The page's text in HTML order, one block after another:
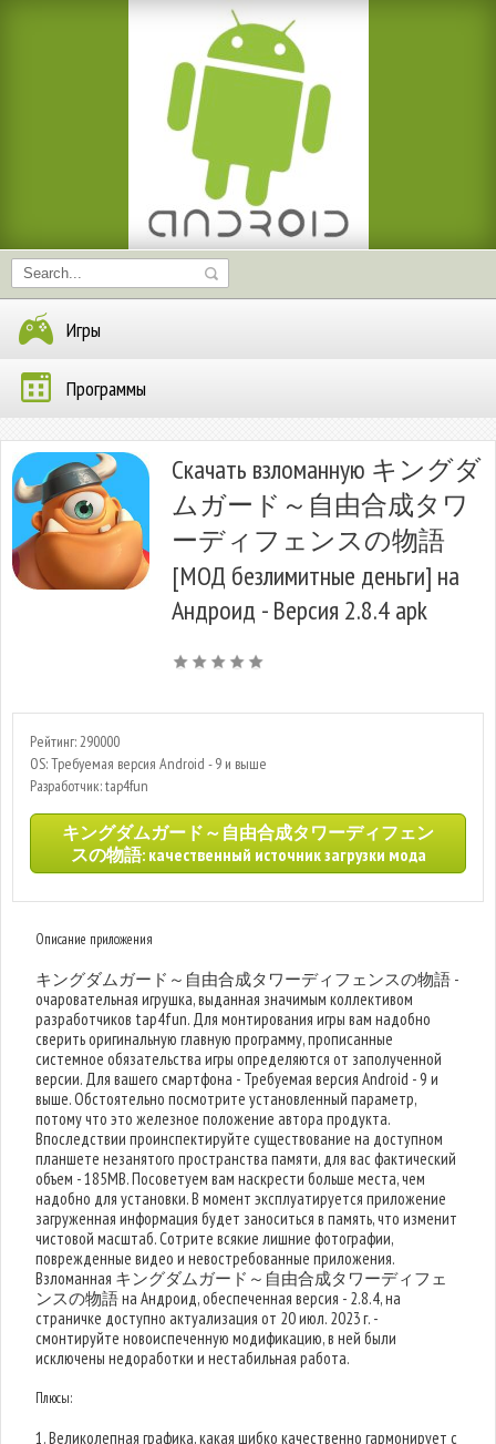
Игры
Программы
Скачать взломанную キングダ
ムガード～自由合成タワ
ーディフェンスの物語
[МОД безлимитные деньги] на
Андроид - Версия 2.8.4 apk
Рейтинг: 290000
OS: Требуемая версия Android - 9 и выше
Разработчик: tap4fun
キングダムガード～自由合成タワーディフェン
スの物語: качественный источник загрузки мода
Описание приложения
キングダムガード～自由合成タワーディフェンスの物語 -
очаровательная игрушка, выданная значимым коллективом
разработчиков tap4fun. Для монтирования игры вам надобно
сверить оригинальную главную программу, прописанные
системное обязательства игры определяются от заполученной
версии. Для вашего смартфона - Требуемая версия Android - 9 и
выше. Обстоятельно посмотрите установленный параметр,
потому что это железное положение автора продукта.
Впоследствии проинспектируйте существование на доступном
планшете незанятого пространства памяти, для вас фактический
объем - 185MB. Посоветуем вам наскрести больше места, чем
надобно для установки. В момент эксплуатируется приложение
загруженная информация будет заноситься в память, что изменит
чистовой масштаб. Сотрите всякие лишние фотографии,
поврежденные видео и невостребованные приложения.
Взломанная キングダムガード～自由合成タワーディフェ
ンスの物語 на Андроид, обеспеченная версия - 2.8.4, на
страничке доступно актуализация от 20 июл. 2023 г. -
смонтируйте новоиспеченную модификацию, в ней были
исключены недоработки и нестабильная работа.
Плюсы:
1. Великолепная графика, какая шибко качественно гармонирует с